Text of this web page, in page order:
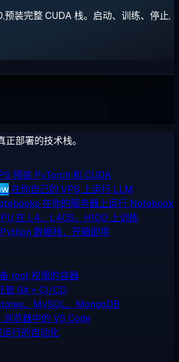
装完整 CUDA 栈。启动、训练、停止,
部署的技术栈。
预装 PyTorch 和 CUDA
在你自己的 VPS 上运行 LLM
在你的服务器上运行 Notebook
在 L4、L40S、H100 上训练
Python 数据栈，开箱即用
root 权限的容器
管 Git + CI/CD
、MySQL、MongoDB
浏览器中的 VS Code
行的自动化